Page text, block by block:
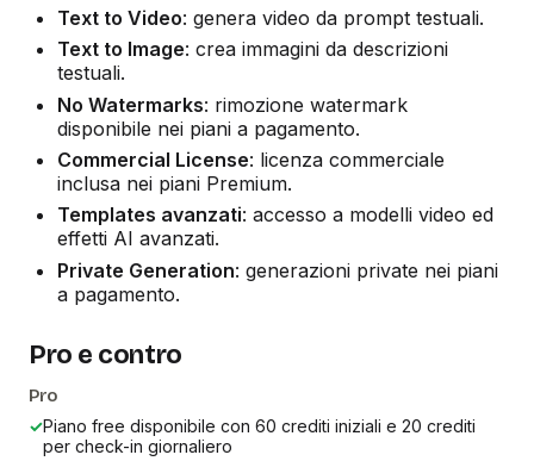
Text to Video: genera video da prompt testuali.
Text to Image: crea immagini da descrizioni
testuali.
No Watermarks: rimozione watermark
disponibile nei piani a pagamento.
Commercial License: licenza commerciale
inclusa nei piani Premium.
Templates avanzati: accesso a modelli video ed
effetti AI avanzati.
Private Generation: generazioni private nei piani
a pagamento.
Pro e contro
Pro
✓Piano free disponibile con 60 crediti iniziali e 20 crediti
per check-in giornaliero